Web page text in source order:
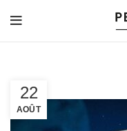
22
AOÛT